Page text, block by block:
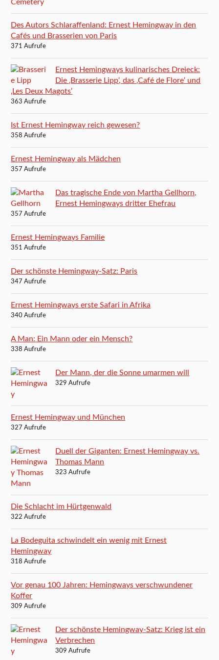
Des Autors Schlaraffenland: Ernest Hemingway in den
Cafés und Brasserien von Paris
371 Aufrufe
Ernest Hemingways kulinarisches Dreieck:
Die ‚Brasserie Lipp‘, das ‚Café de Flore‘ und
‚Les Deux Magots‘
363 Aufrufe
Ist Ernest Hemingway reich gewesen?
358 Aufrufe
Ernest Hemingway als Mädchen
357 Aufrufe
Das tragische Ende von Martha Gellhorn,
Ernest Hemingways dritter Ehefrau
357 Aufrufe
Ernest Hemingways Familie
351 Aufrufe
Der schönste Hemingway-Satz: Paris
347 Aufrufe
Ernest Hemingways erste Safari in Afrika
340 Aufrufe
A Man: Ein Mann oder ein Mensch?
338 Aufrufe
Der Mann, der die Sonne umarmen will
329 Aufrufe
Ernest Hemingway und München
327 Aufrufe
Duell der Giganten: Ernest Hemingway vs.
Thomas Mann
323 Aufrufe
Die Schlacht im Hürtgenwald
322 Aufrufe
La Bodeguita schwindelt ein wenig mit Ernest
Hemingway
318 Aufrufe
Vor genau 100 Jahren: Hemingways verschwundener
Koffer
309 Aufrufe
Der schönste Hemingway-Satz: Krieg ist ein
Verbrechen
309 Aufrufe